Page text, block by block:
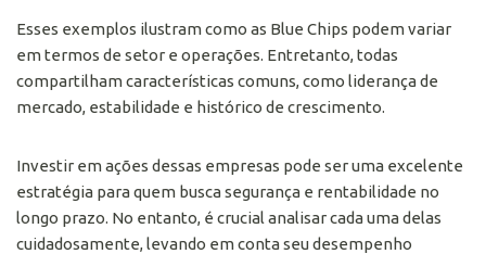
Esses exemplos ilustram como as Blue Chips podem variar
em termos de setor e operações. Entretanto, todas
compartilham características comuns, como liderança de
mercado, estabilidade e histórico de crescimento.
Investir em ações dessas empresas pode ser uma excelente
estratégia para quem busca segurança e rentabilidade no
longo prazo. No entanto, é crucial analisar cada uma delas
cuidadosamente, levando em conta seu desempenho